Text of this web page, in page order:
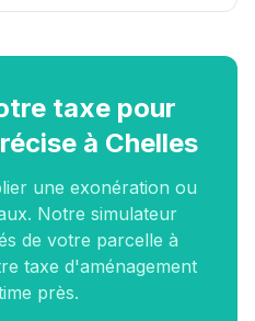
taxe pour
à Chelles
une exonération ou
Notre simulateur
de votre parcelle à
taxe d'aménagement
près.